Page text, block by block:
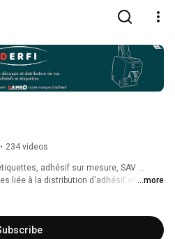
• 234 videos
adhésif sur mesure, SAV ...
liée à la distribution d'adhésif et
...more